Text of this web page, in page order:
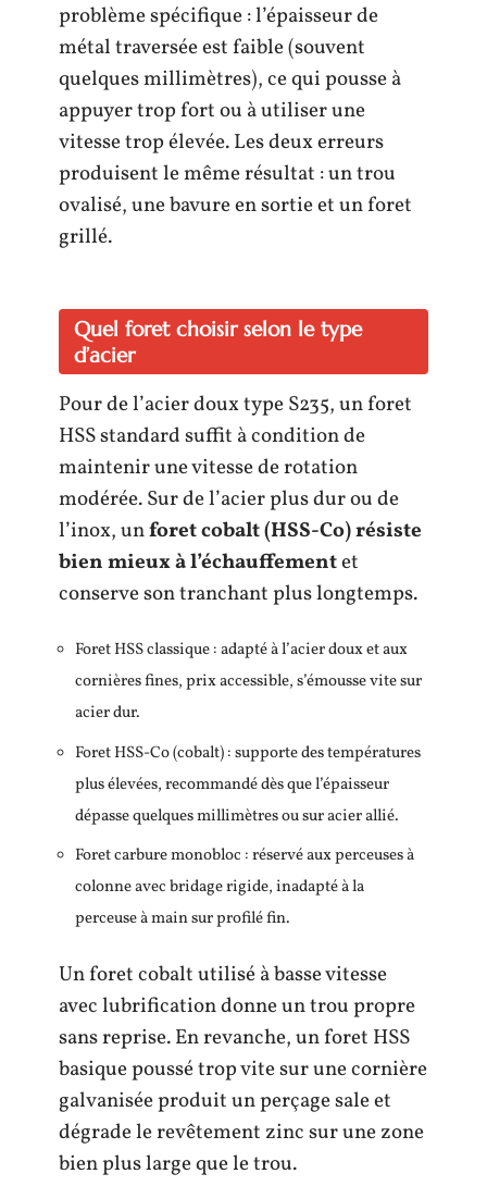
problème spécifique : l’épaisseur de
métal traversée est faible (souvent
quelques millimètres), ce qui pousse à
appuyer trop fort ou à utiliser une
vitesse trop élevée. Les deux erreurs
produisent le même résultat : un trou
ovalisé, une bavure en sortie et un foret
grillé.
Quel foret choisir selon le type
d’acier
Pour de l’acier doux type S235, un foret
HSS standard suffit à condition de
maintenir une vitesse de rotation
modérée. Sur de l’acier plus dur ou de
l’inox, unforet cobalt (HSS-Co) résiste
bien mieux à l’échauffementet
conserve son tranchant plus longtemps.
Foret HSS classique : adapté à l’acier doux et aux
cornières fines, prix accessible, s’émousse vite sur
acier dur.
Foret HSS-Co (cobalt) : supporte des températures
plus élevées, recommandé dès que l’épaisseur
dépasse quelques millimètres ou sur acier allié.
Foret carbure monobloc : réservé aux perceuses à
colonne avec bridage rigide, inadapté à la
perceuse à main sur profilé fin.
Un foret cobalt utilisé à basse vitesse
avec lubrification donne un trou propre
sans reprise. En revanche, un foret HSS
basique poussé trop vite sur une cornière
galvanisée produit un perçage sale et
dégrade le revêtement zinc sur une zone
bien plus large que le trou.